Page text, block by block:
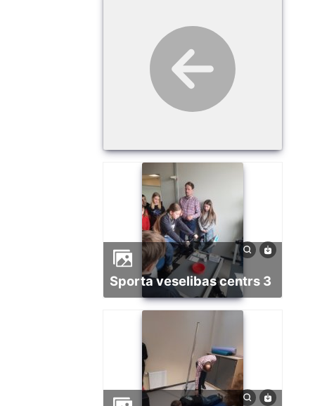
Sporta veselibas centrs 3